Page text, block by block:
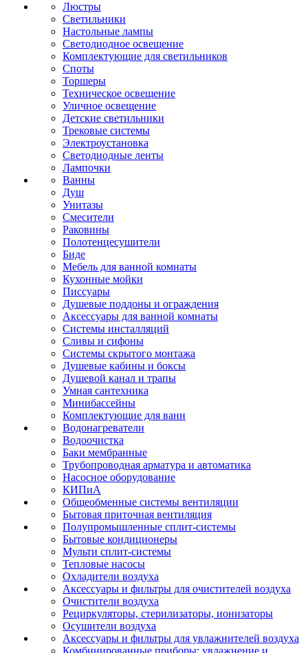
Люстры
Светильники
Настольные лампы
Светодиодное освещение
Комплектующие для светильников
Споты
Торшеры
Техническое освещение
Уличное освещение
Детские светильники
Трековые системы
Электроустановка
Светодиодные ленты
Лампочки
Ванны
Душ
Унитазы
Смесители
Раковины
Полотенцесушители
Биде
Мебель для ванной комнаты
Кухонные мойки
Писсуары
Душевые поддоны и ограждения
Аксессуары для ванной комнаты
Системы инсталляций
Сливы и сифоны
Системы скрытого монтажа
Душевые кабины и боксы
Душевой канал и трапы
Умная сантехника
Минибассейны
Комплектующие для ванн
Водонагреватели
Водоочистка
Баки мембранные
Трубопроводная арматура и автоматика
Насосное оборудование
КИПиА
Общеобменные системы вентиляции
Бытовая приточная вентиляция
Полупромышленные сплит-системы
Бытовые кондиционеры
Мульти сплит-системы
Тепловые насосы
Охладители воздуха
Аксессуары и фильтры для очистителей воздуха
Очистители воздуха
Рециркуляторы, стерилизаторы, ионизаторы
Осушители воздуха
Аксессуары и фильтры для увлажнителей воздуха
Комбинированные приборы: увлажнение и